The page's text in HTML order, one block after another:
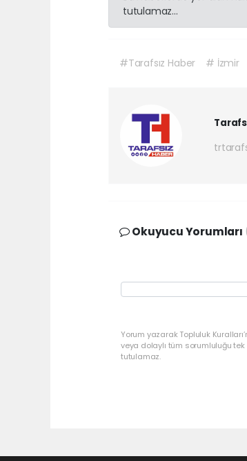
tutulamaz...
#Tarafsız Haber # İzmir
Okuyucu Yorumları
Yorum yazarak Topluluk
veya dolaylı tüm sorumluluğu
tutulamaz.